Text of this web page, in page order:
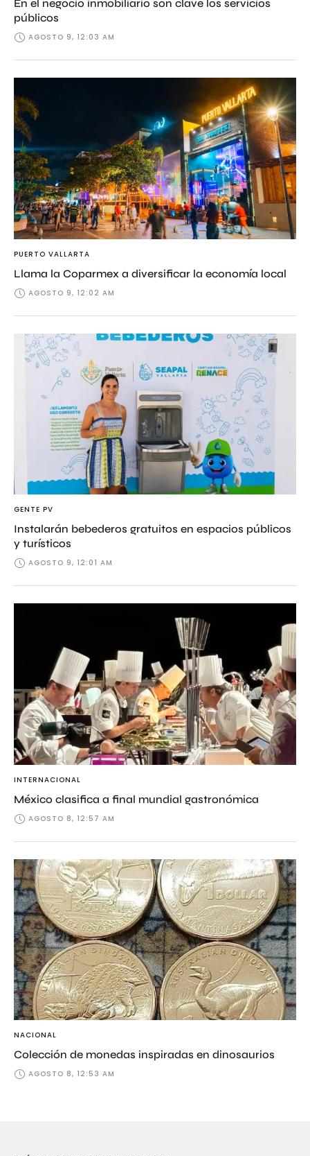
En el negocio inmobiliario son clave los servicios
públicos
AGOSTO 9, 12:03 AM
PUERTO VALLARTA
Llama la Coparmex a diversificar la economía local
AGOSTO 9, 12:02 AM
GENTE PV
Instalarán bebederos gratuitos en espacios públicos
y turísticos
AGOSTO 9, 12:01 AM
INTERNACIONAL
México clasifica a final mundial gastronómica
AGOSTO 8, 12:57 AM
NACIONAL
Colección de monedas inspiradas en dinosaurios
AGOSTO 8, 12:53 AM